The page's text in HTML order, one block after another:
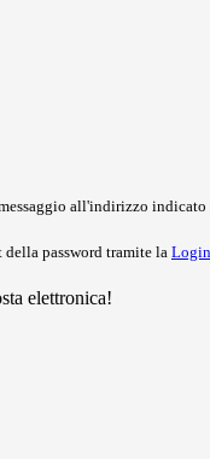
all'indirizzo indicato
della password tramite la
elettronica!